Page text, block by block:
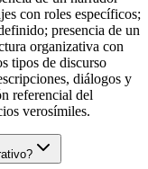
con roles específicos;
presencia de un
organizativa con
tipos de discurso
diálogos y
referencial del
verosímiles.